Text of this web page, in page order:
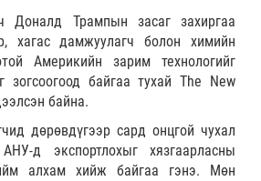
Доналд Трампын засаг захиргаа
хагас дамжуулагч болон химийн
Америкийн зарим технологийг
зогсоогоод байгаа тухай The New
байна.
дөрөвдүгээр сард онцгой чухал
д экспортлохыг хязгаарласны
алхам хийж байгаа гэнэ. Мөн